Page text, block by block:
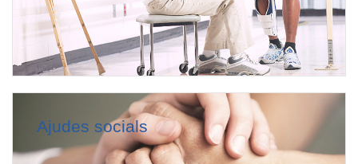
Ajudes socials